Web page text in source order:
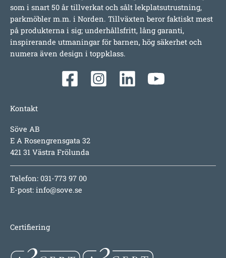
som i snart 50 år tillverkat och sålt lekplatsutrustning,
parkmöbler m.m. i Norden. Tillväxten beror faktiskt mest
på produkterna i sig; underhållsfritt, lång garanti,
inspirerande utmaningar för barnen, hög säkerhet och
numera även design i toppklass.
Kontakt
Söve AB
E A Rosengrensgata 32
421 31 Västra Frölunda
Telefon: 031-773 97 00
E-post: info@sove.se
Certifiering